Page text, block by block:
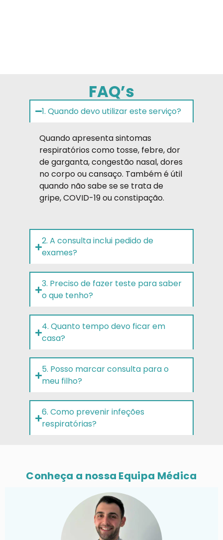
FAQ’s
1. Quando devo utilizar este serviço?
Quando apresenta sintomas
respiratórios como tosse, febre, dor
de garganta, congestão nasal, dores
no corpo ou cansaço. Também é útil
quando não sabe se se trata de
gripe, COVID-19 ou constipação.
2. A consulta inclui pedido de
exames?
3. Preciso de fazer teste para saber
o que tenho?
4. Quanto tempo devo ficar em
casa?
5. Posso marcar consulta para o
meu filho?
6. Como prevenir infeções
respiratórias?
Conheça a nossa Equipa Médica